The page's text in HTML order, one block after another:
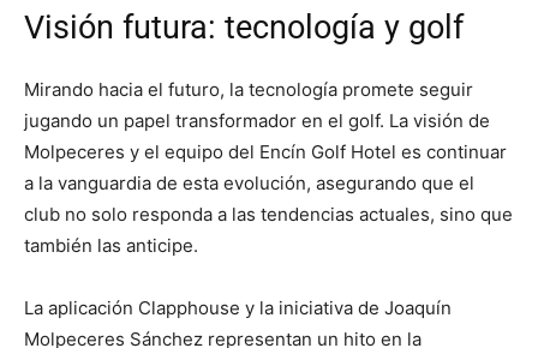
Visión futura: tecnología y golf
Mirando hacia el futuro, la tecnología promete seguir
jugando un papel transformador en el golf. La visión de
Molpeceres y el equipo del Encín Golf Hotel es continuar
a la vanguardia de esta evolución, asegurando que el
club no solo responda a las tendencias actuales, sino que
también las anticipe.
La aplicación Clapphouse y la iniciativa de Joaquín
Molpeceres Sánchez representan un hito en la